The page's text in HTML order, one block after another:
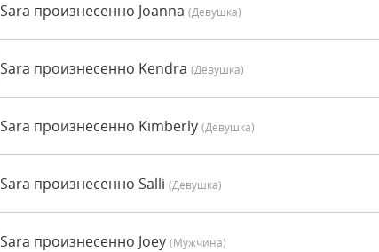
Sara произнесенно Joanna (девушка)
Sara произнесенно Kendra (девушка)
Sara произнесенно Kimberly (девушка)
Sara произнесенно Salli (девушка)
Sara произнесенно Joey (мужчина)